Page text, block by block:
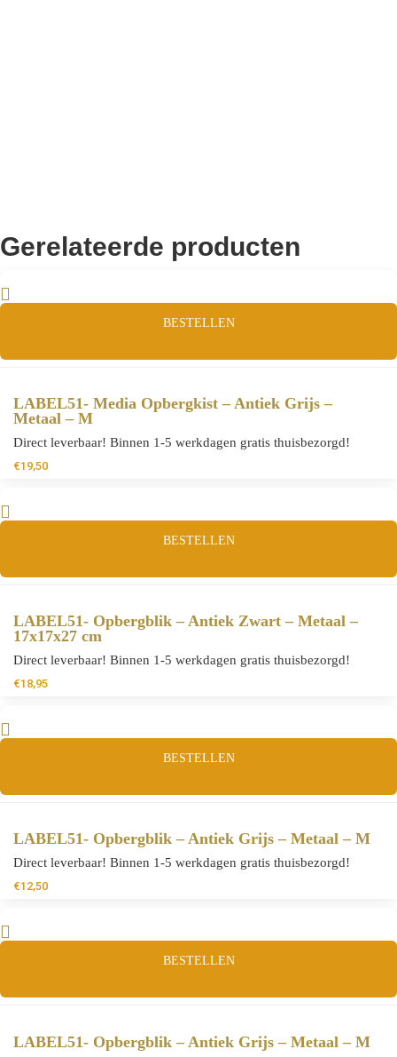
Gerelateerde producten
BESTELLEN
LABEL51- Media Opbergkist – Antiek Grijs –
Metaal – M
Direct leverbaar! Binnen 1-5 werkdagen gratis thuisbezorgd!
€19,50
BESTELLEN
LABEL51- Opbergblik – Antiek Zwart – Metaal –
17x17x27 cm
Direct leverbaar! Binnen 1-5 werkdagen gratis thuisbezorgd!
€18,95
BESTELLEN
LABEL51- Opbergblik – Antiek Grijs – Metaal – M
Direct leverbaar! Binnen 1-5 werkdagen gratis thuisbezorgd!
€12,50
BESTELLEN
LABEL51- Opbergblik – Antiek Grijs – Metaal – M